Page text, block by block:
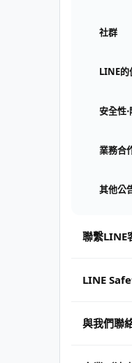
社群
LINE的
安全性
業務合
其他公
聯繫LINE
LINE
與我們聯